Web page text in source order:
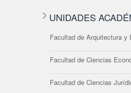
UNIDADES
Facultad de Arquitectura y
Facultad de Ciencias
Facultad de Ciencias